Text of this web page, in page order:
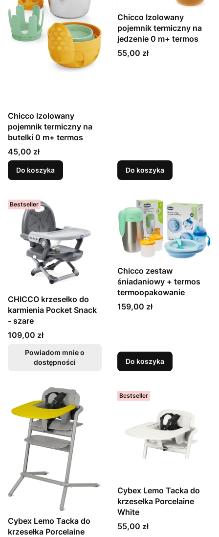
Chicco Izolowany
pojemnik termiczny na
butelki 0 m+ termos
Cena
45,00 zł
Do koszyka
Chicco Izolowany
pojemnik termiczny na
jedzenie 0 m+ termos
Cena
55,00 zł
Do koszyka
Bestseller
CHICCO krzesełko do
karmienia Pocket Snack
- szare
Cena
109,00 zł
Powiadom mnie o
dostępności
Chicco zestaw
śniadaniowy + termos
termoopakowanie
Cena
159,00 zł
Do koszyka
Cybex Lemo Tacka do
krzesełka Porcelaine
Bestseller
Cybex Lemo Tacka do
krzesełka Porcelaine
White
Cena
55,00 zł